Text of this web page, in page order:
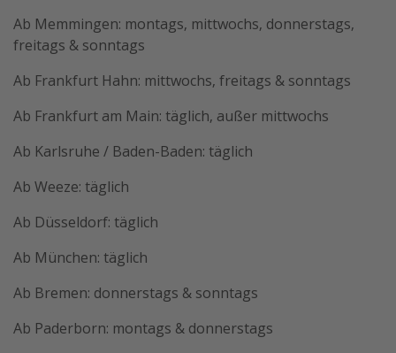
Ab Memmingen: montags, mittwochs, donnerstags,
freitags & sonntags
Ab Frankfurt Hahn: mittwochs, freitags & sonntags
Ab Frankfurt am Main: täglich, außer mittwochs
Ab Karlsruhe / Baden-Baden: täglich
Ab Weeze: täglich
Ab Düsseldorf: täglich
Ab München: täglich
Ab Bremen: donnerstags & sonntags
Ab Paderborn: montags & donnerstags